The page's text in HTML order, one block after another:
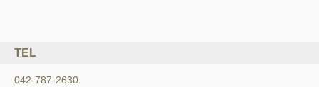
TEL
042-787-2630